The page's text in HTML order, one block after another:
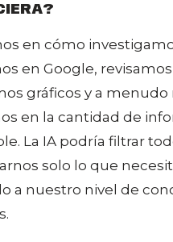
en cómo
en Google,
gráficos y a menudo
en la cantidad de
La IA podría filtrar
solo lo que
a nuestro nivel de